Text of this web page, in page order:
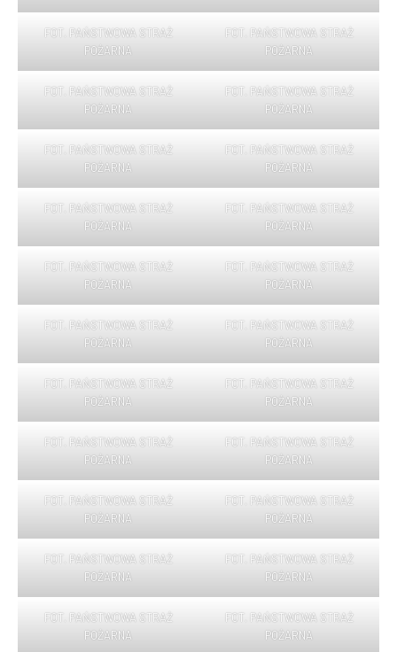
FOT. PAŃSTWOWA STRAŻ
POŻARNA
FOT. PAŃSTWOWA STRAŻ
POŻARNA
FOT. PAŃSTWOWA STRAŻ
POŻARNA
FOT. PAŃSTWOWA STRAŻ
POŻARNA
FOT. PAŃSTWOWA STRAŻ
POŻARNA
FOT. PAŃSTWOWA STRAŻ
POŻARNA
FOT. PAŃSTWOWA STRAŻ
POŻARNA
FOT. PAŃSTWOWA STRAŻ
POŻARNA
FOT. PAŃSTWOWA STRAŻ
POŻARNA
FOT. PAŃSTWOWA STRAŻ
POŻARNA
FOT. PAŃSTWOWA STRAŻ
POŻARNA
FOT. PAŃSTWOWA STRAŻ
POŻARNA
FOT. PAŃSTWOWA STRAŻ
POŻARNA
FOT. PAŃSTWOWA STRAŻ
POŻARNA
FOT. PAŃSTWOWA STRAŻ
POŻARNA
FOT. PAŃSTWOWA STRAŻ
POŻARNA
FOT. PAŃSTWOWA STRAŻ
POŻARNA
FOT. PAŃSTWOWA STRAŻ
POŻARNA
FOT. PAŃSTWOWA STRAŻ
POŻARNA
FOT. PAŃSTWOWA STRAŻ
POŻARNA
FOT. PAŃSTWOWA STRAŻ
POŻARNA
FOT. PAŃSTWOWA STRAŻ
POŻARNA